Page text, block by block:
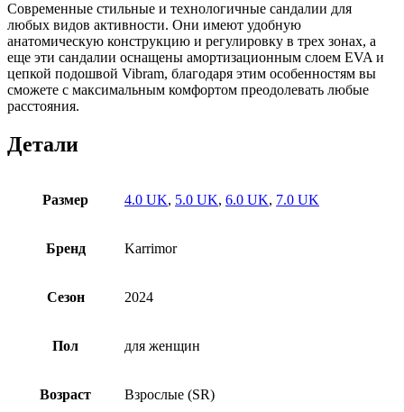
Современные стильные и технологичные сандалии для
любых видов активности. Они имеют удобную
анатомическую конструкцию и регулировку в трех зонах, а
еще эти сандалии оснащены амортизационным слоем EVA и
цепкой подошвой Vibram, благодаря этим особенностям вы
сможете с максимальным комфортом преодолевать любые
расстояния.
Детали
Размер 4.0 UK, 5.0 UK, 6.0 UK, 7.0 UK
Бренд Karrimor
Сезон 2024
Пол для женщин
Возраст Взрослые (SR)